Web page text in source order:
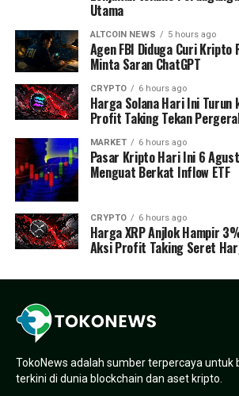
Utama
ALTCOIN NEWS 5 hours ago
Agen FBI Diduga Curi Kripto
Minta Saran ChatGPT
CRYPTO 6 hours ago
Harga Solana Hari Ini Turun
Profit Taking Tekan
MARKET 6 hours ago
Pasar Kripto Hari Ini 6
Menguat Berkat Inflow ETF
CRYPTO 6 hours ago
Harga XRP Anjlok Hampir
Aksi Profit Taking Seret
TokoNews adalah sumber terpercaya untuk
terkini di dunia blockchain dan aset kripto.